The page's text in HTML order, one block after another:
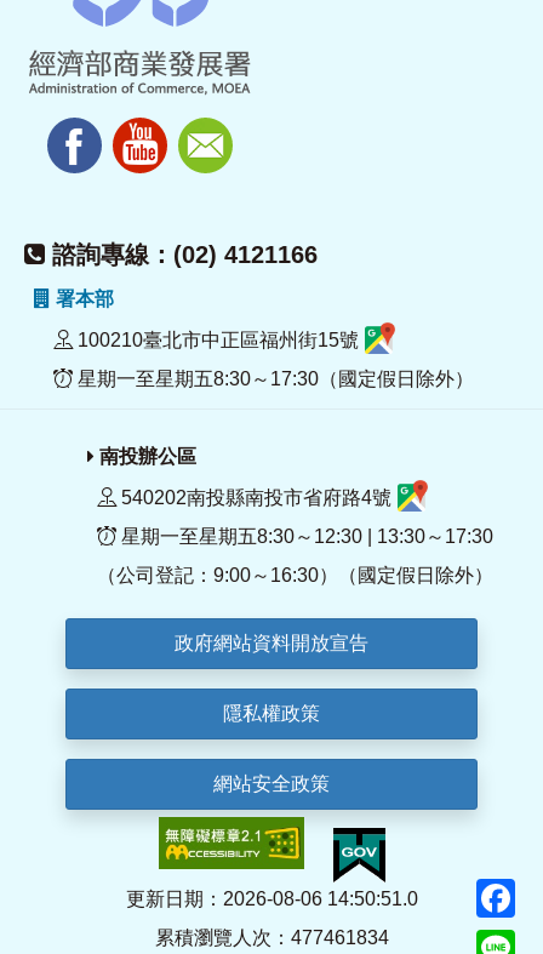
諮詢專線：(02) 4121166
署本部
100210臺北市中正區福州街15號
星期一至星期五8:30～17:30（國定假日除外）
南投辦公區
540202南投縣南投市省府路4號
星期一至星期五8:30～12:30 | 13:30～17:30
（公司登記：9:00～16:30）（國定假日除外）
政府網站資料開放宣告
隱私權政策
網站安全政策
更新日期：2026-08-06 14:50:51.0
累積瀏覽人次：477461834